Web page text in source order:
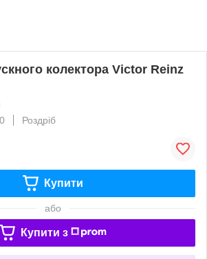
колектора Victor Reinz
Роздріб
Купити
або
Купити з